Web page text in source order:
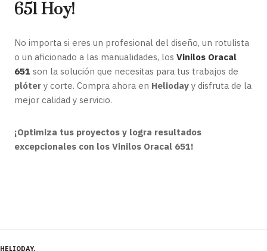
651 Hoy!
No importa si eres un profesional del diseño, un rotulista
o un aficionado a las manualidades, los Vinilos Oracal
651 son la solución que necesitas para tus trabajos de
plóter y corte. Compra ahora en Helioday y disfruta de la
mejor calidad y servicio.
¡Optimiza tus proyectos y logra resultados
excepcionales con los Vinilos Oracal 651!
HELIODAY